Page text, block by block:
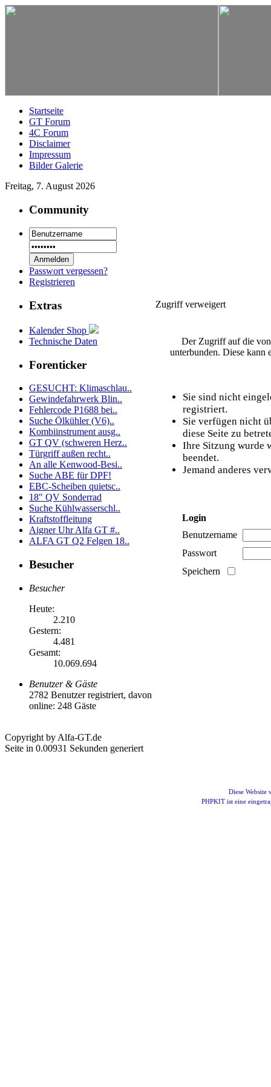
Startseite
GT Forum
4C Forum
Disclaimer
Impressum
Bilder Galerie
Freitag, 7. August 2026
Community
Passwort vergessen?
Registrieren
Extras
Kalender Shop
Technische Daten
Forenticker
GESUCHT: Klimaschlau..
Gewindefahrwerk Blin..
Fehlercode P1688 bei..
Suche Ölkühler (V6)..
Kombiinstrument ausg..
GT QV (schweren Herz..
Türgriff außen recht..
An alle Kenwood-Besi..
Suche ABE für DPF!
EBC-Scheiben quietsc..
18" QV Sonderrad
Suche Kühlwasserschl..
Kraftstoffleitung
Aigner Uhr Alfa GT #..
ALFA GT Q2 Felgen 18..
Besucher
Besucher
Heute:
2.210
Gestern:
4.481
Gesamt:
10.069.694
Benutzer & Gäste
2782 Benutzer registriert, davon
online: 248 Gäste
Zugriff verweigert
Der Zugriff auf die
unterbunden. Diese kann
Sie sind nicht
registriert.
Sie verfügen nicht
diese Seite zu
Ihre Sitzung wurde
beendet.
Jemand anderes
Login
Benutzername
Passwort
Speichern
Copyright by Alfa-GT.de
Seite in 0.00931 Sekunden generiert
Diese Website
PHPKIT ist eine